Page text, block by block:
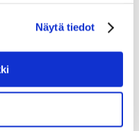
Näytä tiedot